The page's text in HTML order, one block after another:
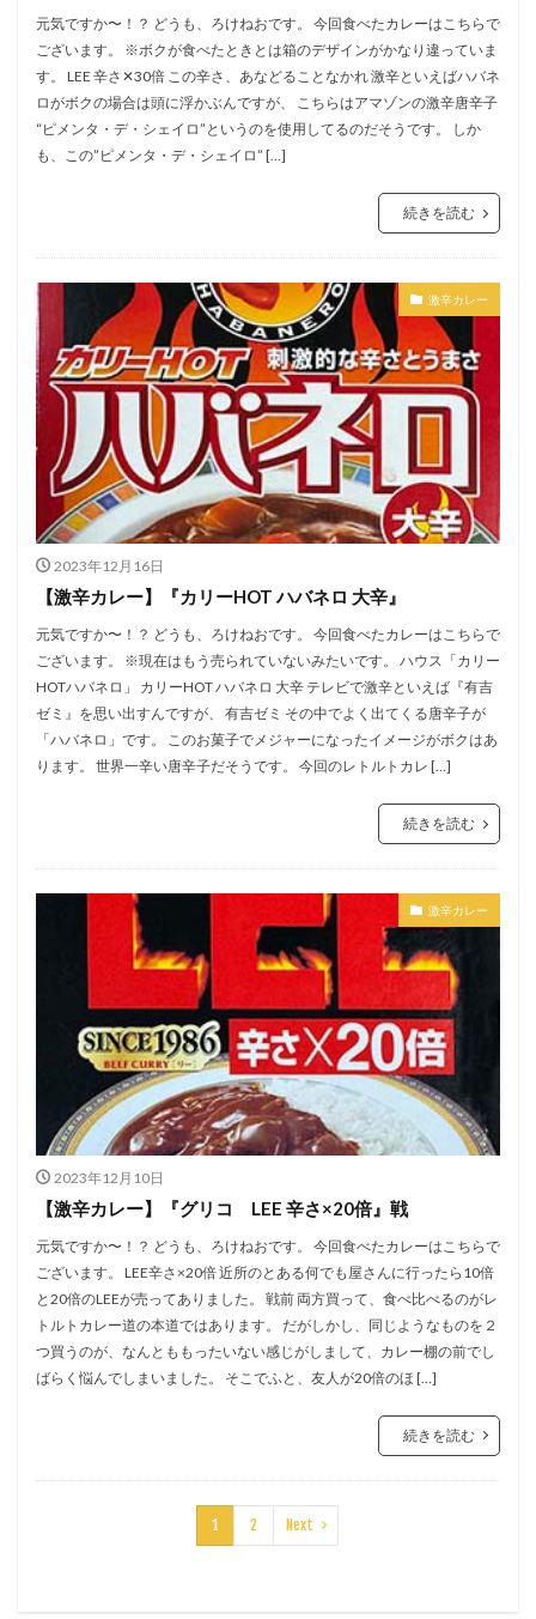
元気ですか〜！？ どうも、ろけねおです。 今回食べたカレーはこちらで
ございます。 ※ボクが食べたときとは箱のデザインがかなり違っていま
す。 LEE 辛さ✕30倍 この辛さ、あなどることなかれ 激辛といえばハバネ
ロがボクの場合は頭に浮かぶんですが、 こちらはアマゾンの激辛唐辛子
“ピメンタ・デ・シェイロ”というのを使用してるのだそうです。 しか
も、この”ピメンタ・デ・シェイロ” […]
続きを読む
激辛カレー
2023年12月16日
【激辛カレー】『カリーHOT ハバネロ 大辛』
元気ですか〜！？ どうも、ろけねおです。 今回食べたカレーはこちらで
ございます。 ※現在はもう売られていないみたいです。 ハウス「カリー
HOTハバネロ」 カリーHOT ハバネロ 大辛 テレビで激辛といえば『有吉
ゼミ』を思い出すんですが、 有吉ゼミ その中でよく出てくる唐辛子が
「ハバネロ」です。 このお菓子でメジャーになったイメージがボクはあ
ります。 世界一辛い唐辛子だそうです。 今回のレトルトカレ […]
続きを読む
激辛カレー
2023年12月10日
【激辛カレー】『グリコ LEE 辛さ×20倍』戦
元気ですか〜！？ どうも、ろけねおです。 今回食べたカレーはこちらで
ございます。 LEE辛さ×20倍 近所のとある何でも屋さんに行ったら10倍
と20倍のLEEが売ってありました。 戦前 両方買って、食べ比べるのがレ
トルトカレー道の本道ではあります。 だがしかし、同じようなものを２
つ買うのが、なんとももったいない感じがしまして、カレー棚の前でし
ばらく悩んでしまいました。 そこでふと、友人が20倍のほ […]
続きを読む
1 2 Next